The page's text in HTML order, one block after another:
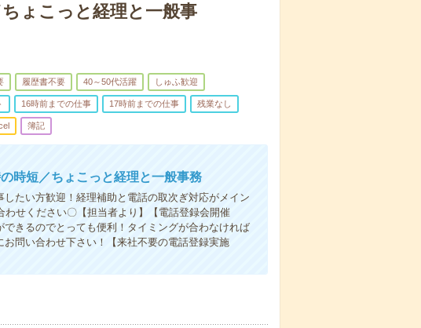
ょこっと経理と一般事
履歴書不要 40～50代活躍 しゅふ歓迎
16時前までの仕事 17時前までの仕事 残業なし
簿記
時短／ちょこっと経理と一般事務
たい方歓迎！経理補助と電話の取次ぎ対応がメイン
せください〇【担当者より】【電話登録会開催
きるのでとっても便利！タイミングが合わなければ
問い合わせ下さい！【来社不要の電話登録実施